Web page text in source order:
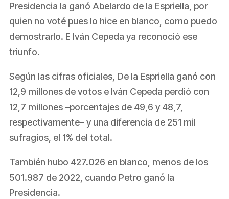
Presidencia la ganó Abelardo de la Espriella, por
quien no voté pues lo hice en blanco, como puedo
demostrarlo. E Iván Cepeda ya reconoció ese
triunfo.
Según las cifras oficiales, De la Espriella ganó con
12,9 millones de votos e Iván Cepeda perdió con
12,7 millones –porcentajes de 49,6 y 48,7,
respectivamente– y una diferencia de 251 mil
sufragios, el 1% del total.
También hubo 427.026 en blanco, menos de los
501.987 de 2022, cuando Petro ganó la
Presidencia.